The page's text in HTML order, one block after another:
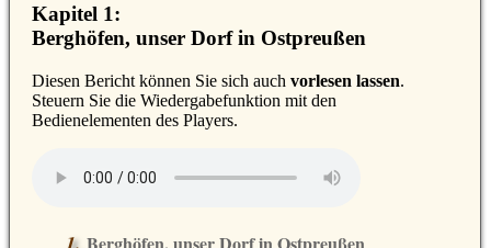
Kapitel 1:
Berghöfen, unser Dorf in Ostpreußen
Diesen Bericht können Sie sich auch vorlesen lassen.
Steuern Sie die Wiedergabefunktion mit den
Bedienelementen des Players.
Berghöfen, unser Dorf in Ostpreußen